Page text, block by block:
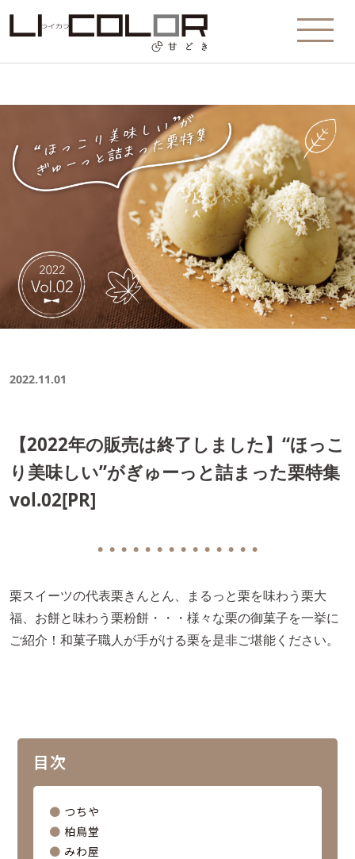
2022.11.01
【2022年の販売は終了しました】“ほっこ
り美味しい”がぎゅーっと詰まった栗特集
vol.02[PR]
● ● ● ● ● ● ● ● ● ● ● ● ● ●
栗スイーツの代表栗きんとん、まるっと栗を味わう栗大
福、お餅と味わう栗粉餅・・・様々な栗の御菓子を一挙に
ご紹介！和菓子職人が手がける栗を是非ご堪能ください。
目次
● つちや
● 柏鳥堂
● みわ屋